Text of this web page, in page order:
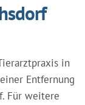
in
Entfernung
Für weitere